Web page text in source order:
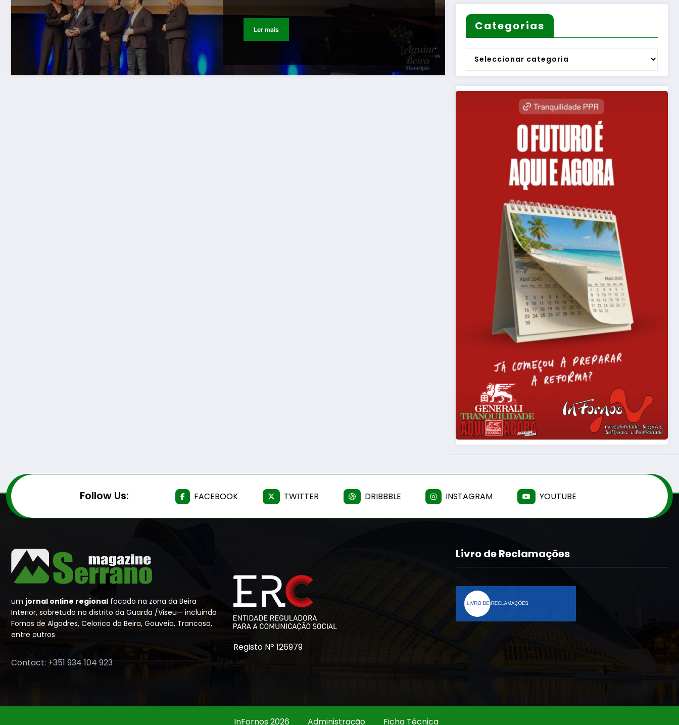
Ler mais Categorias
Categorias
Follow Us: FACEBOOK TWITTER DRIBBBLE INSTAGRAM YOUTUBE
um jornal online regional focado na zona da Beira
Interior, sobretudo no distrito da Guarda /Viseu— incluindo
Fornos de Algodres, Celorico da Beira, Gouveia, Trancoso,
entre outros
Contact: +351 934 104 923
Registo Nº 126979
Livro de Reclamações
InFornos 2026 Administração Ficha Técnica